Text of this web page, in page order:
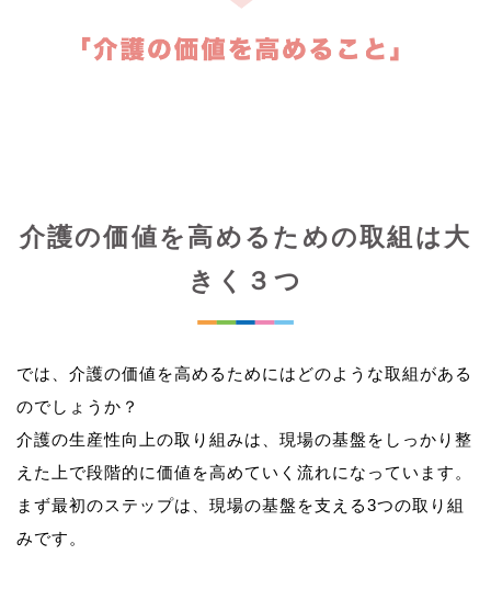
介護の価値を高めるための取組は大
きく３つ
では、介護の価値を高めるためにはどのような取組がある
のでしょうか？
介護の生産性向上の取り組みは、現場の基盤をしっかり整
えた上で段階的に価値を高めていく流れになっています。
まず最初のステップは、現場の基盤を支える3つの取り組